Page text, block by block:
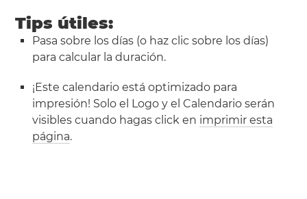
Tips útiles:
Pasa sobre los días (o haz clic sobre los días)
para calcular la duración.
¡Este calendario está optimizado para
impresión! Solo el Logo y el Calendario serán
visibles cuando hagas click en imprimir esta
página.